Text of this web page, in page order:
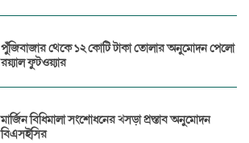
পুঁজিবাজার থেকে ১২ কোটি টাকা তোলার অনুমোদন পেলো
রয়্যাল ফুটওয়্যার
মার্জিন বিধিমালা সংশোধনের খসড়া প্রস্তাব অনুমোদন
বিএসইসির